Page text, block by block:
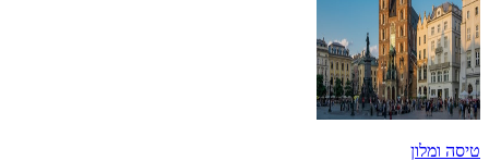
טיסה ומלון